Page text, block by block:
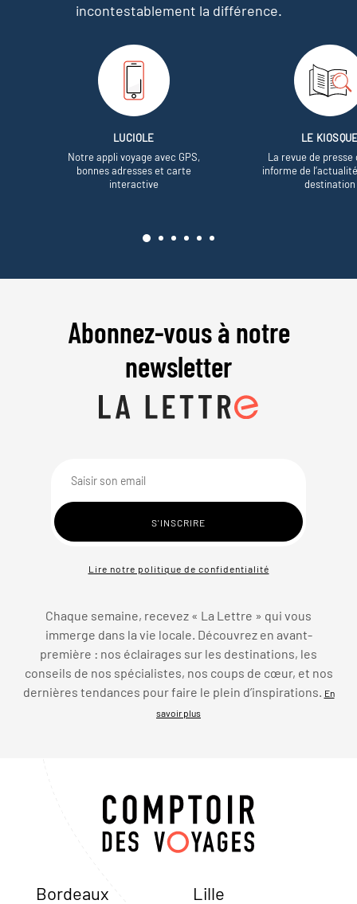
incontestablement la différence.
LUCIOLE
Notre appli voyage avec GPS,
bonnes adresses et carte
interactive
LE
La revue de presse
informe de
destination
Abonnez-vous à notre
newsletter
Lire notre politique de confidentialité
Chaque semaine, recevez « La Lettre » qui vous
immerge dans la vie locale. Découvrez en avant-
première : nos éclairages sur les destinations, les
conseils de nos spécialistes, nos coups de cœur, et nos
dernières tendances pour faire le plein d’inspirations.
En
savoir plus
Bordeaux Lille